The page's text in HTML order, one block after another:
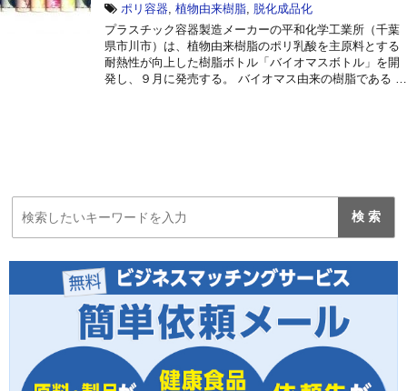
ポリ容器 植物由来樹脂
脱化成品化
プラスチック容器製造メーカーの平和化学工業所（千葉
県市川市）は、植物由来樹脂のポリ乳酸を主原料とする
耐熱性が向上した樹脂ボトル「バイオマスボトル」を開
発し、９月に発売する。 バイオマス由来の樹脂である …